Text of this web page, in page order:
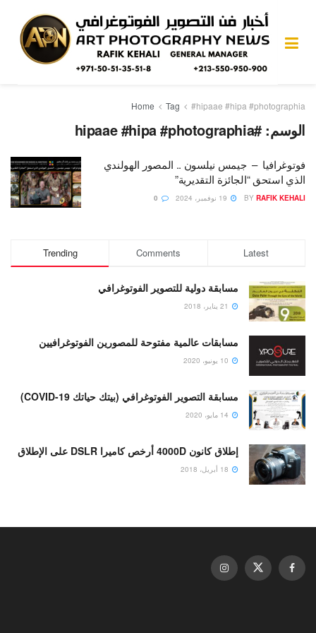
Home Tag #hipaae #hipa #photographia
الوسم:#hipaae #hipa #photographia
فوتوغرافيا – جيمس نيلسون .. المصور الهولندي
الذي استحق “الجائزة التقديرية”
BY RAFIK KEHALI
Trending Comments Latest
مسابقة دولية للتصوير الفوتوغرافي
مسابقات عالمية مفتوحة للمصورين الفوتوغرافيين
مسابقة التصوير الفوتوغرافي (بيتك حياتك COVID-19)
إطلاق كانون 4000D أرخص كاميرا DSLR على الإطلاق